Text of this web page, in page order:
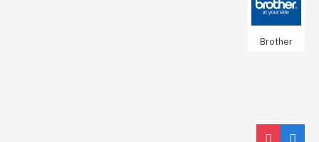
Brother